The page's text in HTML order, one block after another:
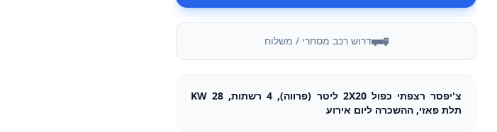
דרוש רכב מסחרי / משלוח
צ'יפסר רצפתי כפול 2X20 ליטר (פרווה), 4 רשתות, 28 KW
תלת פאזי, ההשכרה ליום אירוע